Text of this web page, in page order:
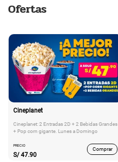
Ofertas
Cineplanet
Cineplanet: 2 Entradas 2D + 2 Bebidas Grandes
+ Pop corn gigante. Lunes a Domingo
PRECIO
S/ 47.90
Comprar